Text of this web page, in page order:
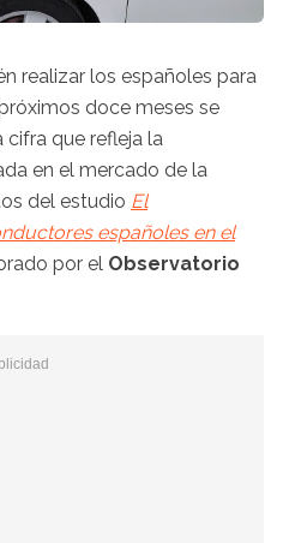
realizar los españoles para
doce meses se
cifra que refleja la
en el mercado de la
del estudio El
españoles en el
por el Observatorio